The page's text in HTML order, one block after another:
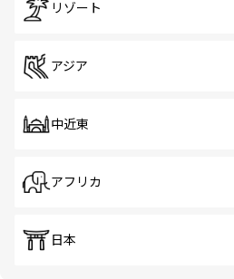
リゾート
アジア
中近東
アフリカ
日本